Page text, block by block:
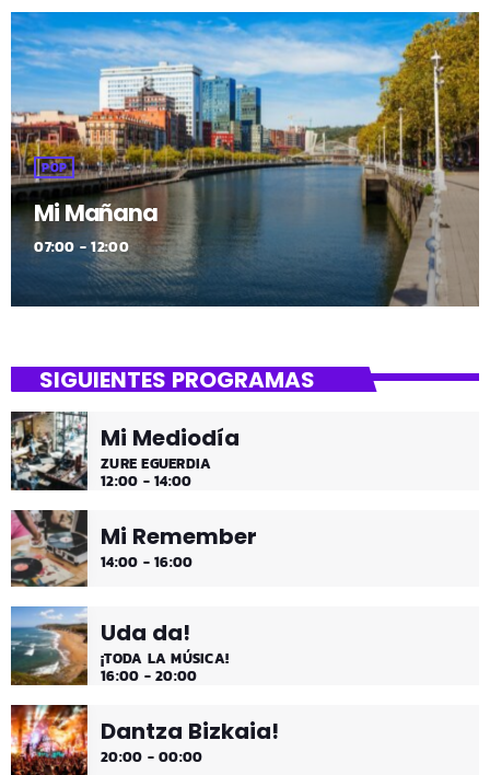
POP
Mi Mañana
07:00 - 12:00
SIGUIENTES PROGRAMAS
Mi Mediodía
ZURE EGUERDIA
12:00 - 14:00
Mi Remember
14:00 - 16:00
Uda da!
¡TODA LA MÚSICA!
16:00 - 20:00
Dantza Bizkaia!
20:00 - 00:00